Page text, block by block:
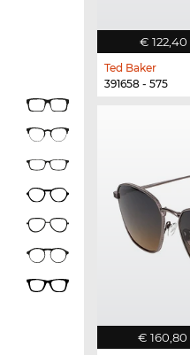
€ 122,40
Ted Baker
391658 - 575
€ 160,80